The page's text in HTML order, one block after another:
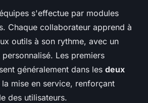
s'effectue par modules
Chaque collaborateur apprend à
outils à son rythme, avec un
Les premiers
généralement dans les deux
la mise en service, renforçant
des utilisateurs.